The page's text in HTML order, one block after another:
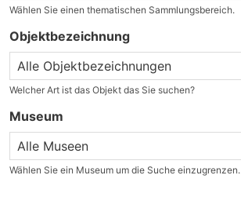
Wählen Sie einen thematischen Sammlungsbereich.
Objektbezeichnung
Welcher Art ist das Objekt das Sie suchen?
Museum
Wählen Sie ein Museum um die Suche einzugrenzen.